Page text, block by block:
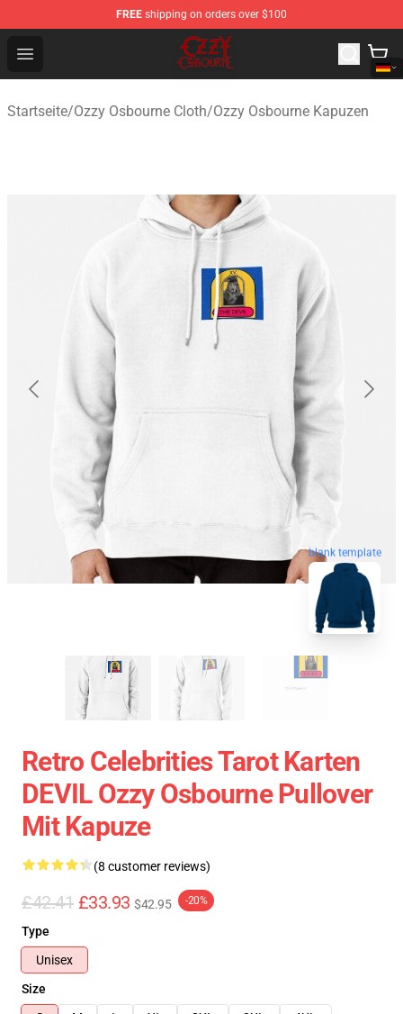
FREE shipping on orders over $100
Open menu
Ozzy Osbourne Store - Official Ozzy Osbourne
Startseite/Ozzy Osbourne Cloth/Ozzy Osbourne Kapuzen
blank template
Retro Celebrities Tarot Karten
DEVIL Ozzy Osbourne Pullover
Mit Kapuze
(8 customer reviews)
£42.41 £33.93 $42.95 -20%
Type
Unisex
Size